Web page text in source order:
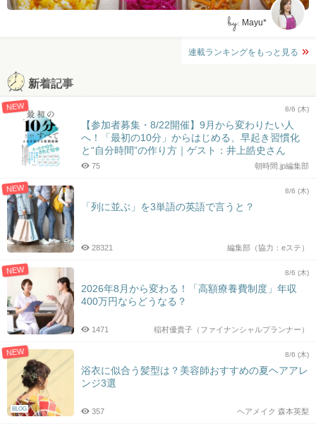
by: Mayu*
連載ランキングをもっと見る
新着記事
NEW 8/6 (木)
【参加者募集・8/22開催】9月から変わりたい人
へ！「最初の10分」からはじめる、早起き習慣化
と“自分時間”の作り方｜ゲスト：井上皓史さん
朝時間.jp編集部
75
NEW 8/6 (木)
「列に並ぶ」を3単語の英語で言うと？
編集部（協力：eステ）
28321
NEW 8/6 (木)
2026年8月から変わる！「高額療養費制度」年収
400万円ならどうなる？
稲村優貴子（ファイナンシャルプランナー）
1471
NEW
BLOG
8/6 (木)
浴衣に似合う髪型は？美容師おすすめの夏ヘアアレ
ンジ3選
ヘアメイク 森本英梨
357